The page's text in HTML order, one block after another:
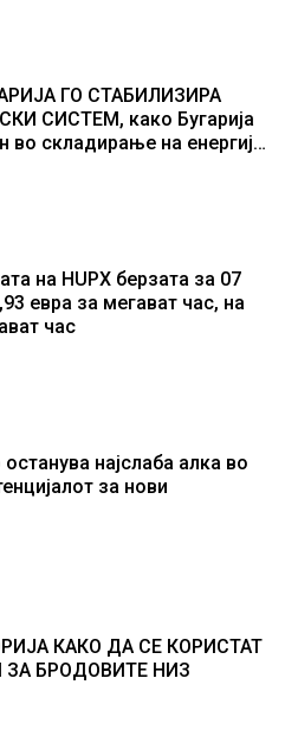
ГО СТАБИЛИЗИРА
СИСТЕМ, како Бугарија
во складирање на енергија
на HUPX берзата за 07
евра за мегават час, на
час
најслаба алка во
за нови
КАКО ДА СЕ КОРИСТАТ
БРОДОВИТЕ НИЗ